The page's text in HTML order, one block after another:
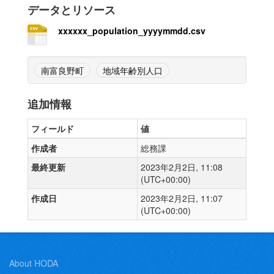
データとリソース
xxxxxx_population_yyyymmdd.csv
南富良野町 地域年齢別人口
追加情報
フィールド
値
作成者
総務課
最終更新
2023年2月2日, 11:08
(UTC+00:00)
作成日
2023年2月2日, 11:07
(UTC+00:00)
About HODA